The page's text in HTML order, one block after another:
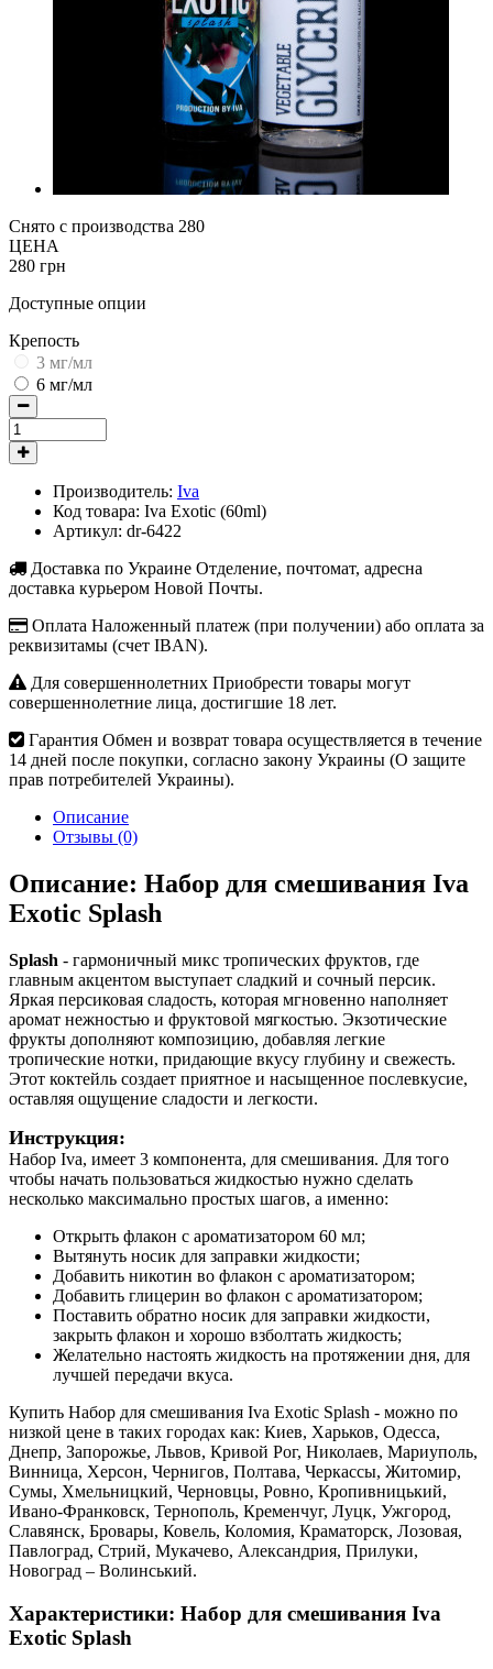
Снято с производства 280
ЦЕНА
280 грн
Доступные опции
Крепость
3 мг/мл
6 мг/мл
Производитель: Iva
Код товара: Iva Exotic (60ml)
Артикул: dr-6422
Доставка по Украине Отделение, почтомат, адресна
доставка курьером Новой Почты.
Оплата Наложенный платеж (при получении) або оплата за
реквизитамы (счет IBAN).
Для совершеннолетних Приобрести товары могут
совершеннолетние лица, достигшие 18 лет.
Гарантия Обмен и возврат товара осуществляется в течение
14 дней после покупки, согласно закону Украины (О защите
прав потребителей Украины).
Описание
Отзывы (0)
Описание: Набор для смешивания Iva
Exotic Splash
Splash - гармоничный микс тропических фруктов, где
главным акцентом выступает сладкий и сочный персик.
Яркая персиковая сладость, которая мгновенно наполняет
аромат нежностью и фруктовой мягкостью. Экзотические
фрукты дополняют композицию, добавляя легкие
тропические нотки, придающие вкусу глубину и свежесть.
Этот коктейль создает приятное и насыщенное послевкусие,
оставляя ощущение сладости и легкости.
Инструкция:
Набор Iva, имеет 3 компонента, для смешивания. Для того
чтобы начать пользоваться жидкостью нужно сделать
несколько максимально простых шагов, а именно:
Открыть флакон с ароматизатором 60 мл;
Вытянуть носик для заправки жидкости;
Добавить никотин во флакон с ароматизатором;
Добавить глицерин во флакон с ароматизатором;
Поставить обратно носик для заправки жидкости,
закрыть флакон и хорошо взболтать жидкость;
Желательно настоять жидкость на протяжении дня, для
лучшей передачи вкуса.
Купить Набор для смешивания Iva Exotic Splash - можно по
низкой цене в таких городах как: Киев, Харьков, Одесса,
Днепр, Запорожье, Львов, Кривой Рог, Николаев, Мариуполь,
Винница, Херсон, Чернигов, Полтава, Черкассы, Житомир,
Сумы, Хмельницкий, Черновцы, Ровно, Кропивницький,
Ивано-Франковск, Тернополь, Кременчуг, Луцк, Ужгород,
Славянск, Бровары, Ковель, Коломия, Краматорск, Лозовая,
Павлоград, Стрий, Мукачево, Александрия, Прилуки,
Новоград – Волинський.
Характеристики: Набор для смешивания Iva
Exotic Splash